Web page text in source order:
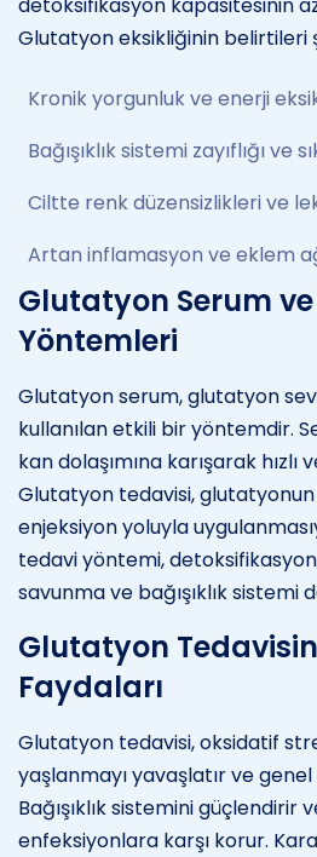
Glutatyon eksikliğinin belirtileri
Kronik yorgunluk ve enerji
Bağışıklık sistemi zayıflığı ve
Ciltte renk düzensizlikleri ve
Artan inflamasyon ve eklem
Glutatyon Serum
Yöntemleri
Glutatyon serum, glutatyon
kullanılan etkili bir yöntemdir.
kan dolaşımına karışarak
Glutatyon tedavisi,
enjeksiyon yoluyla
tedavi yöntemi,
savunma ve bağışıklık sistemi
Glutatyon
Faydaları
Glutatyon tedavisi, oksidatif
yaşlanmayı yavaşlatır ve genel
Bağışıklık sistemini güçlendirir
enfeksiyonlara karşı korur.